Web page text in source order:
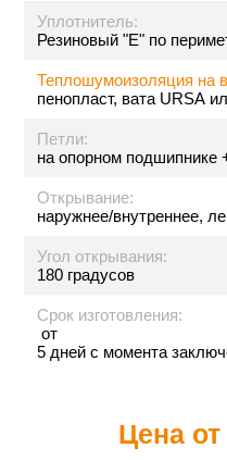
Уплотнитель:
Резиновый "Е" по
Теплошумоизоляция на
пенопласт, вата URSA
Петли:
на опорном
Открывание:
наружнее/внутреннее,
Угол открывания:
180 градусов
Срок изготовления:
от
5 дней с момента
Цена